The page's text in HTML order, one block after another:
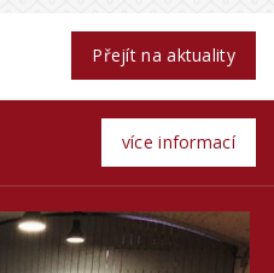
Přejít na aktuality
více informací